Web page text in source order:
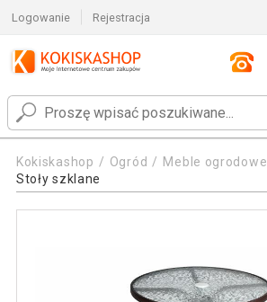
Logowanie Rejestracja
Kokiskashop Ogród Meble ogrodowe
Stoły szklane